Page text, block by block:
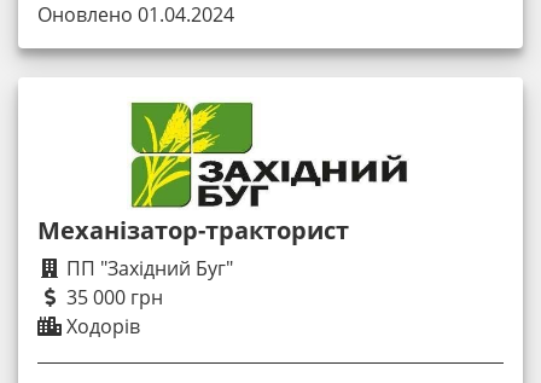
Оновлено 01.04.2024
Механізатор-тракторист
ПП "Західний Буг"
35 000 грн
Ходорів